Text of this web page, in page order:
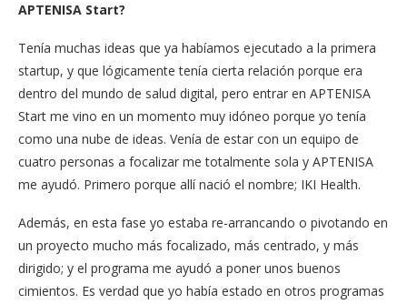
APTENISA Start?
Tenía muchas ideas que ya habíamos ejecutado a la primera
startup, y que lógicamente tenía cierta relación porque era
dentro del mundo de salud digital, pero entrar en APTENISA
Start me vino en un momento muy idóneo porque yo tenía
como una nube de ideas. Venía de estar con un equipo de
cuatro personas a focalizar me totalmente sola y APTENISA
me ayudó. Primero porque allí nació el nombre; IKI Health.
Además, en esta fase yo estaba re-arrancando o pivotando en
un proyecto mucho más focalizado, más centrado, y más
dirigido; y el programa me ayudó a poner unos buenos
cimientos. Es verdad que yo había estado en otros programas